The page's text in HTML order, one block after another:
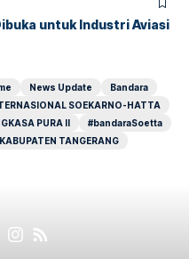
untuk Industri Aviasi
News Update
Bandara
SOEKARNO-HATTA
PURA II
#bandaraSoetta
KABUPATEN TANGERANG